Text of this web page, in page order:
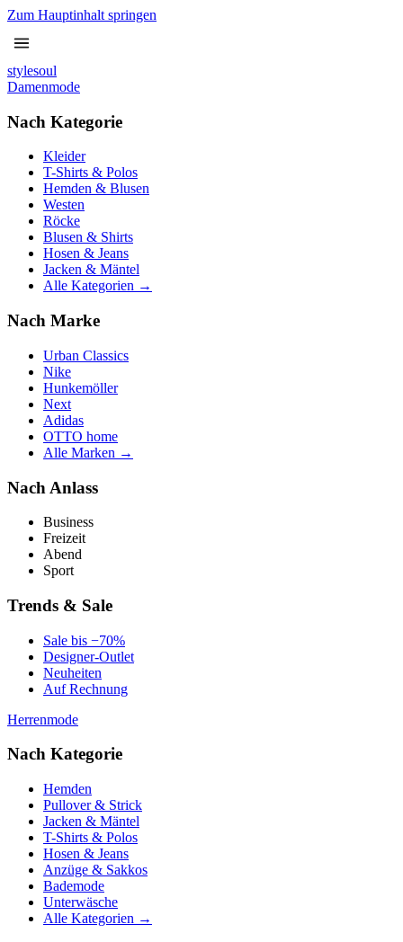
Zum Hauptinhalt springen
stylesoul
Damenmode
Nach Kategorie
Kleider
T-Shirts & Polos
Hemden & Blusen
Westen
Röcke
Blusen & Shirts
Hosen & Jeans
Jacken & Mäntel
Alle Kategorien →
Nach Marke
Urban Classics
Nike
Hunkemöller
Next
Adidas
OTTO home
Alle Marken →
Nach Anlass
Business
Freizeit
Abend
Sport
Trends & Sale
Sale bis −70%
Designer-Outlet
Neuheiten
Auf Rechnung
Herrenmode
Nach Kategorie
Hemden
Pullover & Strick
Jacken & Mäntel
T-Shirts & Polos
Hosen & Jeans
Anzüge & Sakkos
Bademode
Unterwäsche
Alle Kategorien →